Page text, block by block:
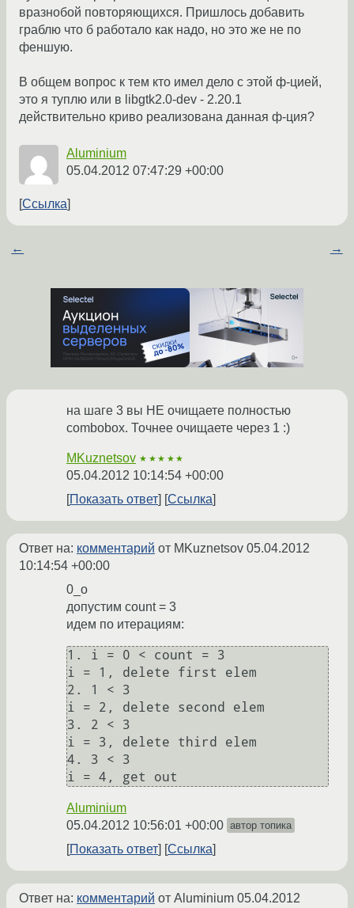
вразнобой повторяющихся. Пришлось добавить
граблю что б работало как надо, но это же не по
феншую.
В общем вопрос к тем кто имел дело с этой ф-цией,
это я туплю или в libgtk2.0-dev - 2.20.1
действительно криво реализована данная ф-ция?
Aluminium
05.04.2012 07:47:29 +00:00
Ссылка
← →
на шаге 3 вы НЕ очищаете полностью
combobox. Точнее очищаете через 1 :)
MKuznetsov ★★★★★
05.04.2012 10:14:54 +00:00
Показать ответ
Ссылка
Ответ на: комментарий от MKuznetsov 05.04.2012
10:14:54 +00:00
0_o
допустим count = 3
идем по итерациям:
1. i = 0 < count = 3
i = 1, delete first elem
2. 1 < 3
i = 2, delete second elem
3. 2 < 3
i = 3, delete third elem
4. 3 < 3
i = 4, get out
Aluminium
05.04.2012 10:56:01 +00:00 автор топика
Показать ответ Ссылка
Ответ на: комментарий от Aluminium 05.04.2012